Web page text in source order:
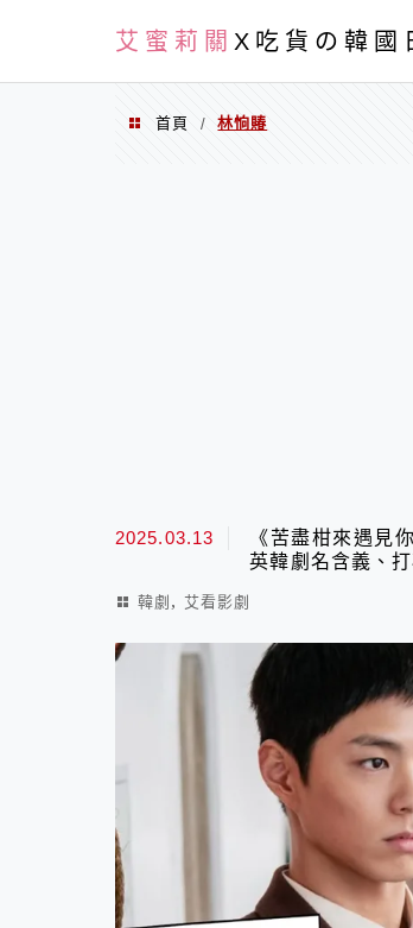
艾蜜莉關 X吃貨の韓國
首頁 / 林恦賰
2025.03.13
《苦盡柑來遇見
英韓劇名含義、
韓劇 , 艾看影劇